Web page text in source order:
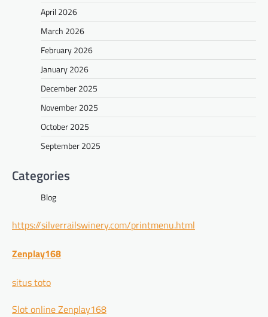
April 2026
March 2026
February 2026
January 2026
December 2025
November 2025
October 2025
September 2025
Categories
Blog
https://silverrailswinery.com/printmenu.html
Zenplay168
situs toto
Slot online Zenplay168